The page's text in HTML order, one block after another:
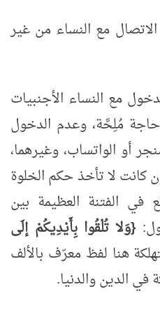
مع النساء من غير
مع النساء الأجنبيات
مُلِحَّة، وعدم الدخول
أو الواتساب، وغيرهما،
كانت لا تأخذ حكم الخلوة
في الفتنة العظيمة بين
{وَلا تُلْقُوا بِأَيْدِيكُمْ إلَى
هنا لفظ معرّف بالألف
في الدين والدنيا.